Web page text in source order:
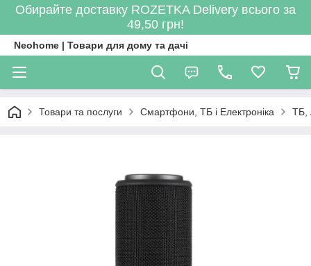
Обирайте доставку ROZETKA Delivery всього за
49,50 грн!
Neohome | Товари для дому та дачі
Товари та послуги Смартфони, ТБ і Електроніка ТБ,